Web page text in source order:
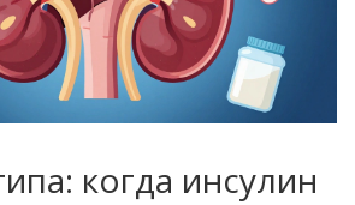
когда инсулин